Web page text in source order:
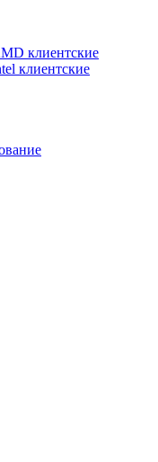
клиентские
клиентские